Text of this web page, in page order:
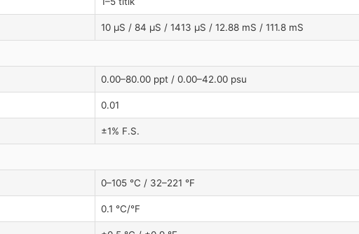
10 μS / 84 μS / 1413 μS / 12.88 mS / 111.8 mS
0.00–80.00 ppt / 0.00–42.00 psu
0.01
±1% F.S.
0–105 °C / 32–221 °F
0.1 °C/°F